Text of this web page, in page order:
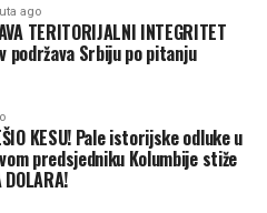
ago
TERITORIJALNI INTEGRITET
podržava Srbiju po pitanju
KESU! Pale istorijske odluke u
predsjedniku Kolumbije stiže